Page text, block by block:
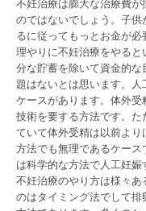
のではないでしょう。子
るに従ってもっとお金が
理やりに不妊治療をやる
分な貯蓄を除いて資金的
題はないとは思います。
ケースがあります。体外
技術を要する方法です。
ていて体外受精は以前よ
方法でも無理であるケー
は科学的な方法で人工妊娠
不妊治療のやり方は様々
のはタイミング法でして